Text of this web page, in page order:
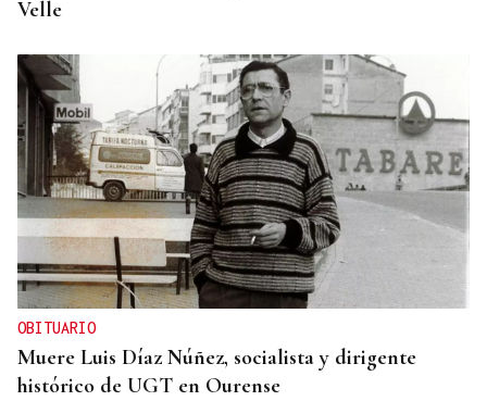
Velle
OBITUARIO
Muere Luis Díaz Núñez, socialista y dirigente
histórico de UGT en Ourense